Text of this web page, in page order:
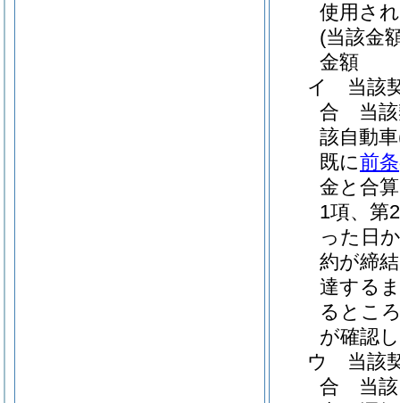
使用さ
(当該金
金額
イ
当該
合 当該
該自動車
既に前条
金と合
1項、第
った日
約が締
達する
るとこ
が確認
ウ
当該
合 当該